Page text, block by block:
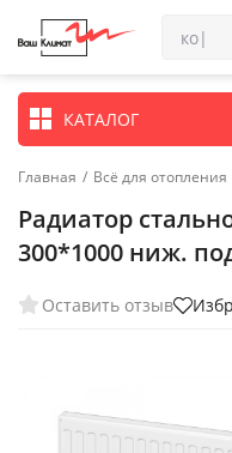
КАТАЛОГ
Главная / Всё для отопления
Радиатор
300*1000 ниж.
Оставить отзыв